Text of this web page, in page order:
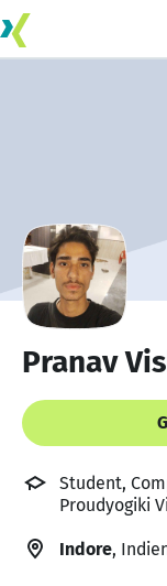
Pranav
Student,
Proudyogiki
Indore,